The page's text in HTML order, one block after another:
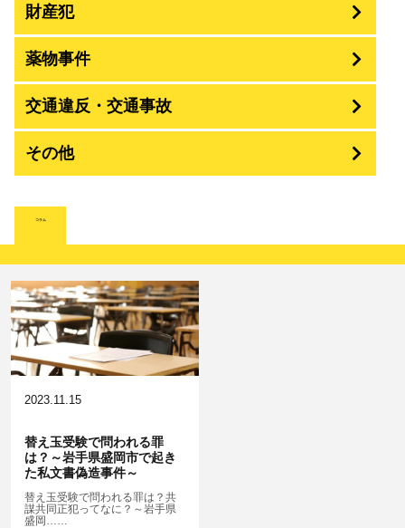
逮捕・監禁
略取・誘拐・人身売買
業務妨害
盗撮・のぞき
強姦・準強姦
淫行・援助交際
公然わいせつ，わいせつ物頒布，淫
児童ポルノ・リベンジポルノ
財産犯
恐喝
横領 背任
薬物事件
覚せい剤
麻薬及び向精神薬
危険ドラッグ
交通違反・交通事故
無免許運転
危険運転行為等
その他
放火・失火
犯罪収益移転防止法違反
ストーカー事件
知財財産と刑事事件…動画の違法ダ
ウンロード・視聴、無断転載等
コラム
2023.11.15
替え玉受験で問われる罪
は？～岩手県盛岡市で起き
た私文書偽造事件～
替え玉受験で問われる罪は？共
謀共同正犯ってなに？～岩手県
盛岡……